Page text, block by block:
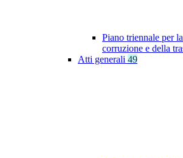
Piano triennale per
corruzione e della
Atti generali 49